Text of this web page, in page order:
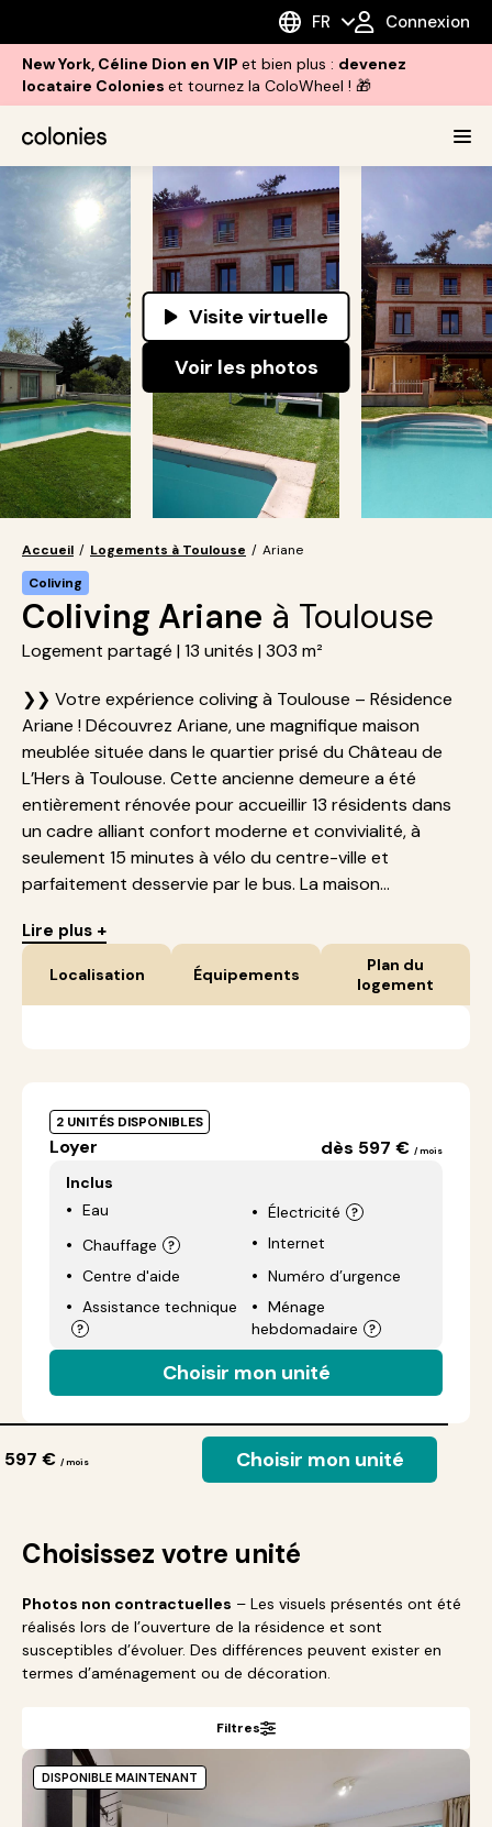
FR Connexion
New York, Céline Dion en VIP et bien plus : devenez
locataire Colonies et tournez la ColoWheel ! 🎁
Visite virtuelle
Voir les photos
Accueil / Logements à Toulouse / Ariane
Coliving
Coliving Ariane à Toulouse
Logement partagé | 13 unités | 303 m²
❯❯ Votre expérience coliving à Toulouse – Résidence
Ariane ! Découvrez Ariane, une magnifique maison
meublée située dans le quartier prisé du Château de
L’Hers à Toulouse. Cette ancienne demeure a été
entièrement rénovée pour accueillir 13 résidents dans
un cadre alliant confort moderne et convivialité, à
seulement 15 minutes à vélo du centre-ville et
parfaitement desservie par le bus. La maison...
Lire plus +
Localisation Équipements
Plan du
logement
2 UNITÉS DISPONIBLES
Loyer dès 597 € / mois
Inclus
Eau
Électricité
Chauffage
Internet
Centre d'aide
Numéro d’urgence
Assistance technique
Ménage
hebdomadaire
Choisir mon unité
597 € / mois Choisir mon unité
Choisissez votre unité
Photos non contractuelles – Les visuels présentés ont été
réalisés lors de l’ouverture de la résidence et sont
susceptibles d’évoluer. Des différences peuvent exister en
termes d’aménagement ou de décoration.
Filtres
DISPONIBLE MAINTENANT